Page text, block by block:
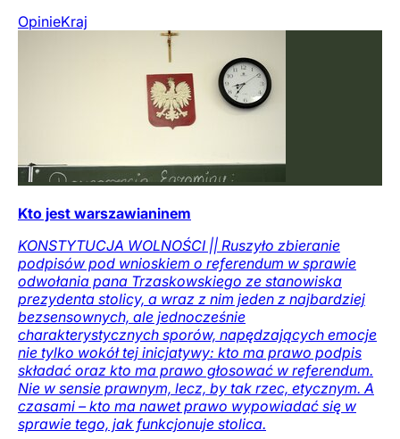
OpinieKraj
Kto jest warszawianinem
KONSTYTUCJA WOLNOŚCI || Ruszyło zbieranie
podpisów pod wnioskiem o referendum w sprawie
odwołania pana Trzaskowskiego ze stanowiska
prezydenta stolicy, a wraz z nim jeden z najbardziej
bezsensownych, ale jednocześnie
charakterystycznych sporów, napędzających emocje
nie tylko wokół tej inicjatywy: kto ma prawo podpis
składać oraz kto ma prawo głosować w referendum.
Nie w sensie prawnym, lecz, by tak rzec, etycznym. A
czasami – kto ma nawet prawo wypowiadać się w
sprawie tego, jak funkcjonuje stolica.